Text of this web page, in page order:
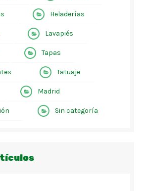
Heladerías
Lavapiés
Tapas
Tatuaje
Madrid
Sin categoría